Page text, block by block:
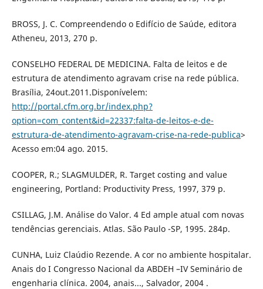
BROSS, J. C. Compreendendo o Edifício de Saúde, editora
Atheneu, 2013, 270 p.
CONSELHO FEDERAL DE MEDICINA. Falta de leitos e de
estrutura de atendimento agravam crise na rede pública.
Brasília, 24out.2011.Disponívelem:
http://portal.cfm.org.br/index.php?
option=com_content&id=22337:falta-de-leitos-e-de-
estrutura-de-atendimento-agravam-crise-na-rede-publica>
Acesso em:04 ago. 2015.
COOPER, R.; SLAGMULDER, R. Target costing and value
engineering, Portland: Productivity Press, 1997, 379 p.
CSILLAG, J.M. Análise do Valor. 4 Ed ample atual com novas
tendências gerenciais. Atlas. São Paulo -SP, 1995. 284p.
CUNHA, Luiz Claúdio Rezende. A cor no ambiente hospitalar.
Anais do I Congresso Nacional da ABDEH –IV Seminário de
engenharia clínica. 2004, anais..., Salvador, 2004 .